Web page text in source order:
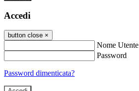
Accedi
button close ×
Nome Utente
Password
Password dimenticata?